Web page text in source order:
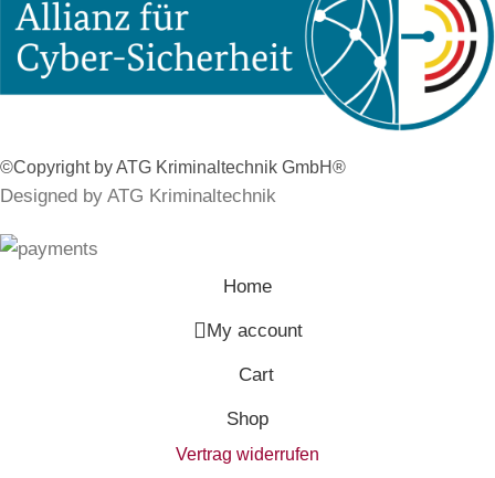
©Copyright by ATG Kriminaltechnik GmbH®
Designed by ATG Kriminaltechnik
Home
My account
Cart
Shop
Vertrag widerrufen